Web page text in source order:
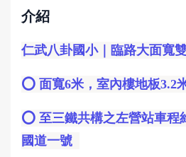
介紹
仁武八卦國小｜臨路大面寬
⭕️ 面寬6米，室內樓地板3.2
⭕️ 至三鐵共構之左營站車程
國道一號